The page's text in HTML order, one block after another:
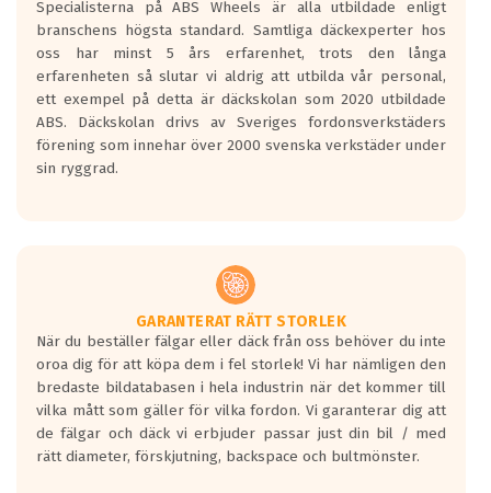
längsta.
Inga D eller G betyg delas ut för
personbilar och lätta lastbilar.
Betyget sätts efter ett test där däcken
skall bromsa in på en väg där det ligger
0.5-1.5 mm vatten.
I 80km/h kommer skillnaden på
Vid körning i över 50km/h brukar
rullmotståndets ljud överträffa
motorljudet.
På däckmärkningen kommer det finnas
en symbol av ett däck med vågar. Hög
bullernivå markeras med svarta vågor
medans de vita vågorna påvisar om det är
ett tyst däck.
Specialisterna på ABS Wheels är alla utbildade enligt
branschens högsta standard. Samtliga däckexperter hos
oss har minst 5 års erfarenhet, trots den långa
erfarenheten så slutar vi aldrig att utbilda vår personal,
ett exempel på detta är däckskolan som 2020 utbildade
ABS. Däckskolan drivs av Sveriges fordonsverkstäders
förening som innehar över 2000 svenska verkstäder under
sin ryggrad.
GARANTERAT RÄTT STORLEK
När du beställer fälgar eller däck från oss behöver du inte
oroa dig för att köpa dem i fel storlek! Vi har nämligen den
bredaste bildatabasen i hela industrin när det kommer till
vilka mått som gäller för vilka fordon. Vi garanterar dig att
de fälgar och däck vi erbjuder passar just din bil / med
rätt diameter, förskjutning, backspace och bultmönster.